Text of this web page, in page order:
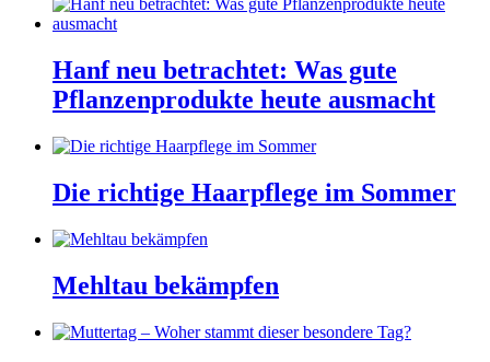
Hanf neu betrachtet: Was gute
Pflanzenprodukte heute ausmacht
Die richtige Haarpflege im Sommer
Mehltau bekämpfen